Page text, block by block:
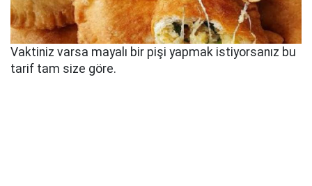
Vaktiniz varsa mayalı bir pişi yapmak istiyorsanız bu
tarif tam size göre.